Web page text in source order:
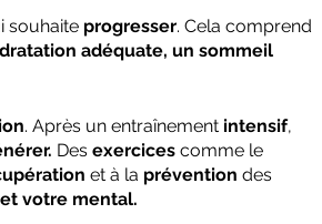
souhaite progresser. Cela comprend
adéquate, un sommeil
. Après un entraînement intensif,
Des exercices comme le
et à la prévention des
votre mental.